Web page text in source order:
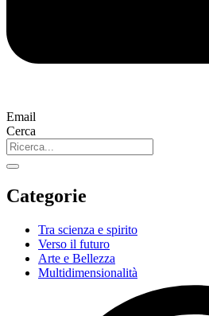
Email
Cerca
Categorie
Tra scienza e spirito
Verso il futuro
Arte e Bellezza
Multidimensionalità